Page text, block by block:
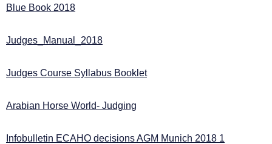
2018 Blue Book
Judges_Manual_2018
Judges Course Syllabus Booklet
Arabian Horse World- Judging
Infobulletin ECAHO decisions AGM Munich 2018 1